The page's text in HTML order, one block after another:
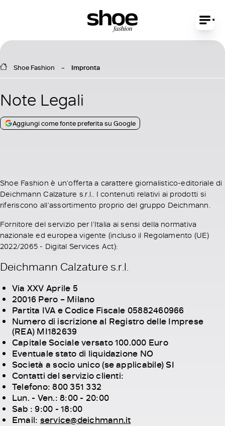
Shoe Fashion Impronta
Note Legali
Aggiungi come fonte preferita su Google
Shoe Fashion è un'offerta a carattere giornalistico-editoriale di
Deichmann Calzature s.r.l.. I contenuti relativi ai prodotti si
riferiscono all'assortimento proprio del gruppo Deichmann.
Fornitore del servizio per l'Italia ai sensi della normativa
nazionale ed europea vigente (incluso il Regolamento (UE)
2022/2065 - Digital Services Act):
Deichmann Calzature s.r.l.
Via XXV Aprile 5
20016 Pero – Milano
Partita IVA e Codice Fiscale 05882460966
Numero di iscrizione al Registro delle Imprese
(REA) MI182639
Capitale Sociale versato 100.000 Euro
Eventuale stato di liquidazione NO
Società a socio unico (se applicabile) SI
Contatti del servizio clienti:
Telefono: 800 351 332
Lun. - Ven.: 8:00 - 20:00
Sab : 9:00 - 18:00
Email: service@deichmann.it